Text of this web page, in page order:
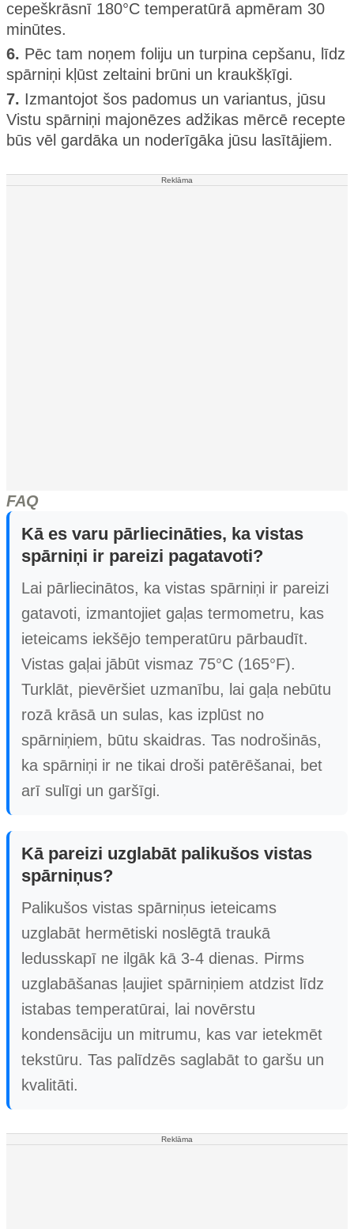
cepeškrāsnī 180°C temperatūrā apmēram 30
minūtes.
6. Pēc tam noņem foliju un turpina cepšanu, līdz
spārniņi kļūst zeltaini brūni un kraukšķīgi.
7. Izmantojot šos padomus un variantus, jūsu
Vistu spārniņi majonēzes adžikas mērcē recepte
būs vēl gardāka un noderīgāka jūsu lasītājiem​.
Reklāma
FAQ
Kā es varu pārliecināties, ka vistas
spārniņi ir pareizi pagatavoti?
Lai pārliecinātos, ka vistas spārniņi ir pareizi
gatavoti, izmantojiet gaļas termometru, kas
ieteicams iekšējo temperatūru pārbaudīt.
Vistas gaļai jābūt vismaz 75°C (165°F).
Turklāt, pievēršiet uzmanību, lai gaļa nebūtu
rozā krāsā un sulas, kas izplūst no
spārniņiem, būtu skaidras. Tas nodrošinās,
ka spārniņi ir ne tikai droši patērēšanai, bet
arī sulīgi un garšīgi.
Kā pareizi uzglabāt palikušos vistas
spārniņus?
Palikušos vistas spārniņus ieteicams
uzglabāt hermētiski noslēgtā traukā
ledusskapī ne ilgāk kā 3-4 dienas. Pirms
uzglabāšanas ļaujiet spārniņiem atdzist līdz
istabas temperatūrai, lai novērstu
kondensāciju un mitrumu, kas var ietekmēt
tekstūru. Tas palīdzēs saglabāt to garšu un
kvalitāti.
Reklāma